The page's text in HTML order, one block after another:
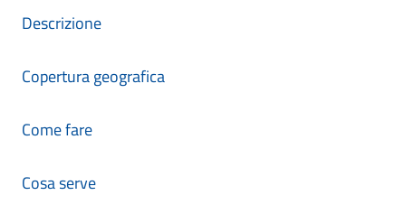
Descrizione
Copertura geografica
Come fare
Cosa serve